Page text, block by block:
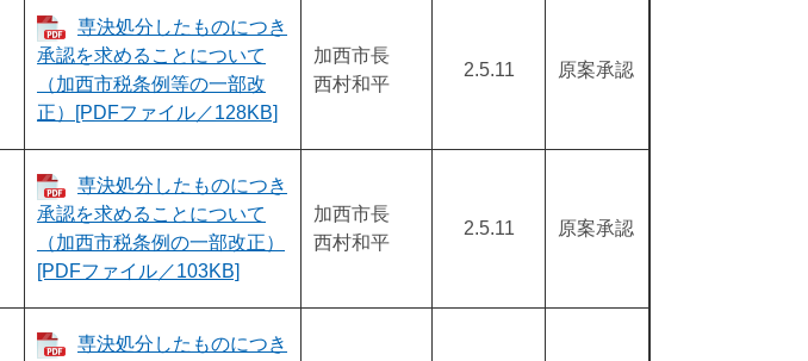
専決処分したものにつき
承認を求めることについて
（加西市税条例等の一部改
正）[PDFファイル／128KB]
加西市長
西村和平
2.5.11 原案承認
専決処分したものにつき
承認を求めることについて
（加西市税条例の一部改正）
[PDFファイル／103KB]
加西市長
西村和平
2.5.11 原案承認
専決処分したものにつき